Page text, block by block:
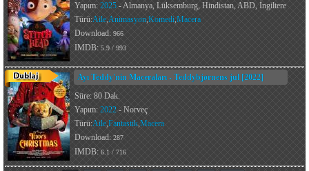
Yapım: 2025 - Almanya, Lüksemburg, Hindistan, ABD, İngiltere
Türü:Aile,Animasyon,Komedi,Macera
Download: 966
IMDB: 5.9 / 993
Ayı Teddy'nin Maceraları - Teddybjørnens jul [2022]
Süre: 80 Dak.
Yapım: 2022 - Norveç
Türü:Aile,Fantastik,Macera
Download: 287
IMDB: 6.1 / 716